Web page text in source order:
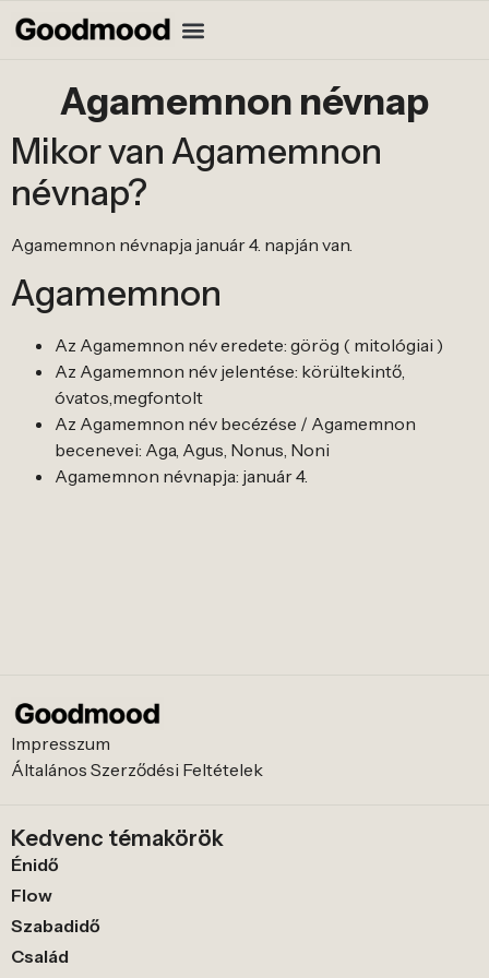
Agamemnon névnap
Mikor van Agamemnon
névnap?
Agamemnon névnapja január 4. napján van.
Agamemnon
Az Agamemnon név eredete: görög ( mitológiai )
Az Agamemnon név jelentése: körültekintő,
óvatos,megfontolt
Az Agamemnon név becézése / Agamemnon
becenevei: Aga, Agus, Nonus, Noni
Agamemnon névnapja: január 4.
Impresszum
Általános Szerződési Feltételek
Kedvenc témakörök
Énidő
Flow
Szabadidő
Család